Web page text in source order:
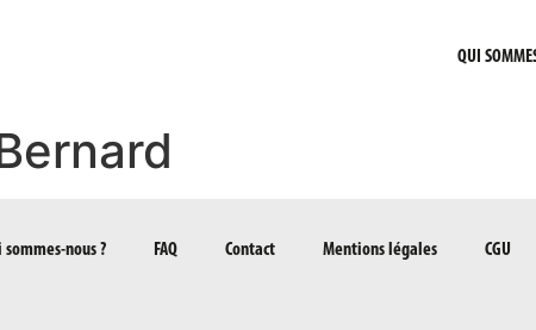
QUI
sommes-nous ? FAQ Contact Mentions légales CGU